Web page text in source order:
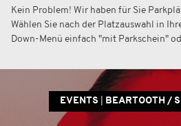
Kein Problem! Wir haben für Sie
Wählen Sie nach der Platzauswahl in
Down-Menü einfach "mit Parkschein"
EVENTS BEARTOOTH /